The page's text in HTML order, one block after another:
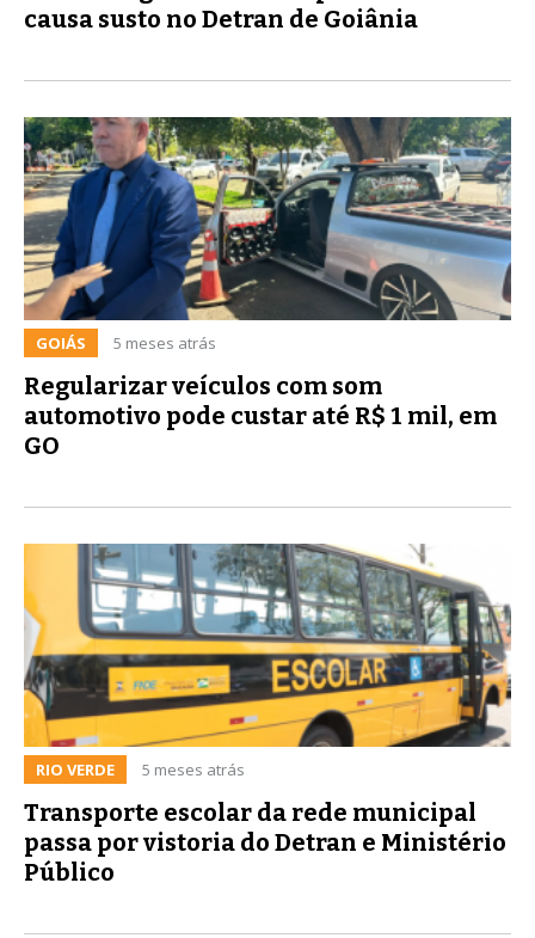
causa susto no Detran de Goiânia
GOIÁS 5 meses atrás
Regularizar veículos com som
automotivo pode custar até R$ 1 mil, em
GO
RIO VERDE 5 meses atrás
Transporte escolar da rede municipal
passa por vistoria do Detran e Ministério
Público